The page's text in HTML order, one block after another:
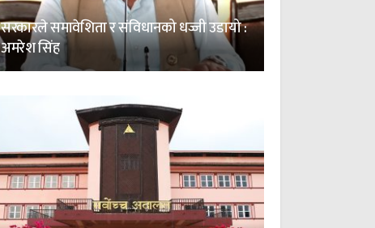
सरकारले समावेशिता र संविधानको धज्जी उडायो :
अमरेश सिंह